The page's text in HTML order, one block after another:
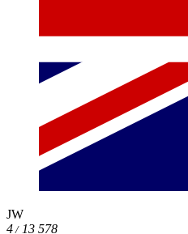
JW
4/13 578